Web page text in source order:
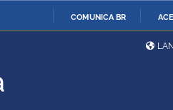
COMUNICA BR
da Defesa
Ministério
Exteriores
da Cidadania